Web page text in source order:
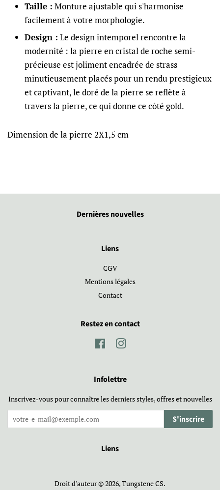
Taille : Monture ajustable qui s'harmonise
facilement à votre morphologie.
Design : Le design intemporel rencontre la
modernité : la pierre en cristal de roche semi-
précieuse est joliment encadrée de strass
minutieusement placés pour un rendu prestigieux
et captivant, le doré de la pierre se reflète à
travers la pierre, ce qui donne ce côté gold.
Dimension de la pierre 2X1,5 cm
Dernières nouvelles
Liens
CGV
Mentions légales
Contact
Restez en contact
FacebookInstagram
Infolettre
Inscrivez-vous pour connaître les derniers styles, offres et nouvelles
S'inscrire
Liens
Droit d'auteur © 2026,Tungstene CS.